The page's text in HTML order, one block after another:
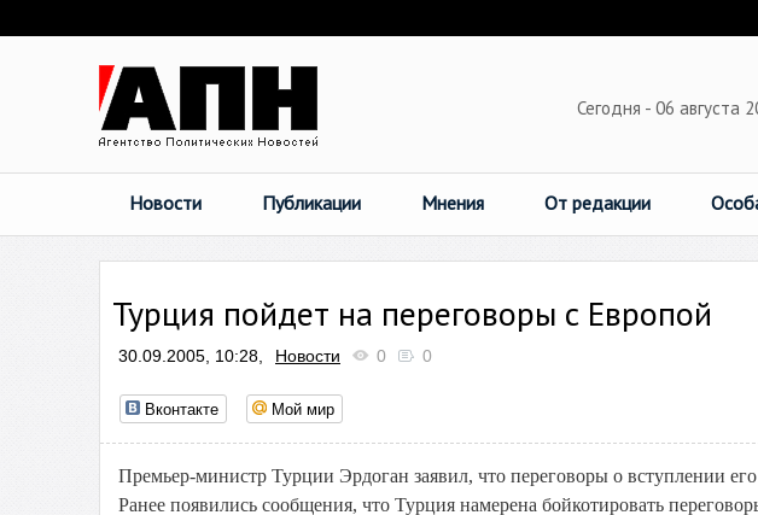
Сегодня - 06 августа
Новости Публикации Мнения От редакции
Турция пойдет на переговоры с Европой
30.09.2005, 10:28, Новости 0 0
Вконтакте Мой мир
Премьер-министр Турции Эрдоган заявил, что переговоры о вступлении
Ранее появились сообщения, что Турция намерена бойкотировать